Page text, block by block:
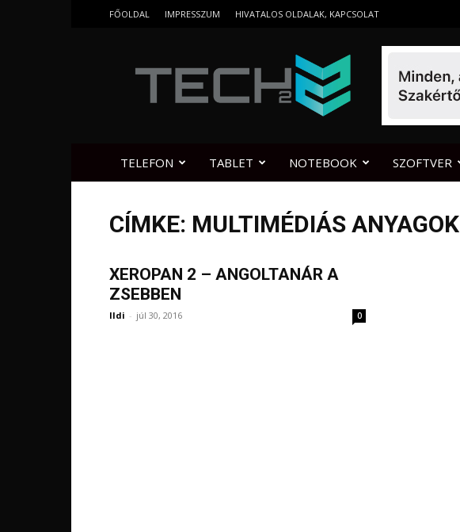
FŐOLDAL IMPRESSZUM HIVATALOS OLDALAK, KAPCSOLAT
TELEFON TABLET NOTEBOOK SZOFTVER
CÍMKE: MULTIMÉDIÁS ANYAGOK
XEROPAN 2 – ANGOLTANÁR A
ZSEBBEN
Ildi - júl 30, 2016 0